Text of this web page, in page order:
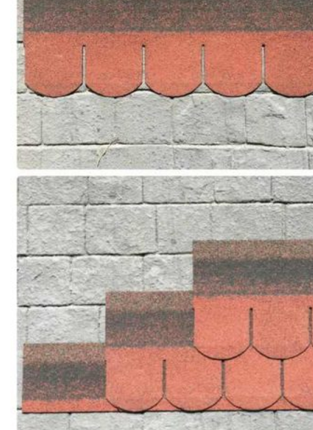
BƠM TRỤC ĐỨNG ĐA TẦNG CÁNH EPSSO
BƠM TRỤC NGANG ĐA TẦNG CÁNH EPSSO
BƠM TRỤC NGANG RỜI TRỤC DSV EPSSO
BƠM CHÌM THOÁT NƯỚC EPSSO
HỆ THỐNG BƠM NÂNG NƯỚC THẢI VỆ SINH
HỆ THỐNG CẤP NƯỚC UỐNG EPSSO
HỆ THỐNG TÁCH DẦU NƯỚC THẢI EPSSO
HỆ THỐNG XỬ LÝ NƯỚC THẢI THÔNG MINH